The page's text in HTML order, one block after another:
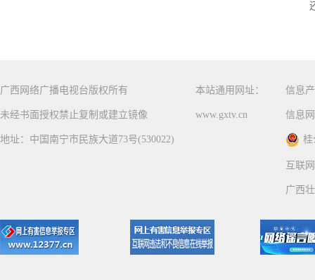
广西网络广播电视台版权所有
未经书面授权禁止复制或建立镜像
地址：中国南宁市民族大道73号(530022)
本站通用网址：
www.gxtv.cn
信息
信息
桂
互联
广西